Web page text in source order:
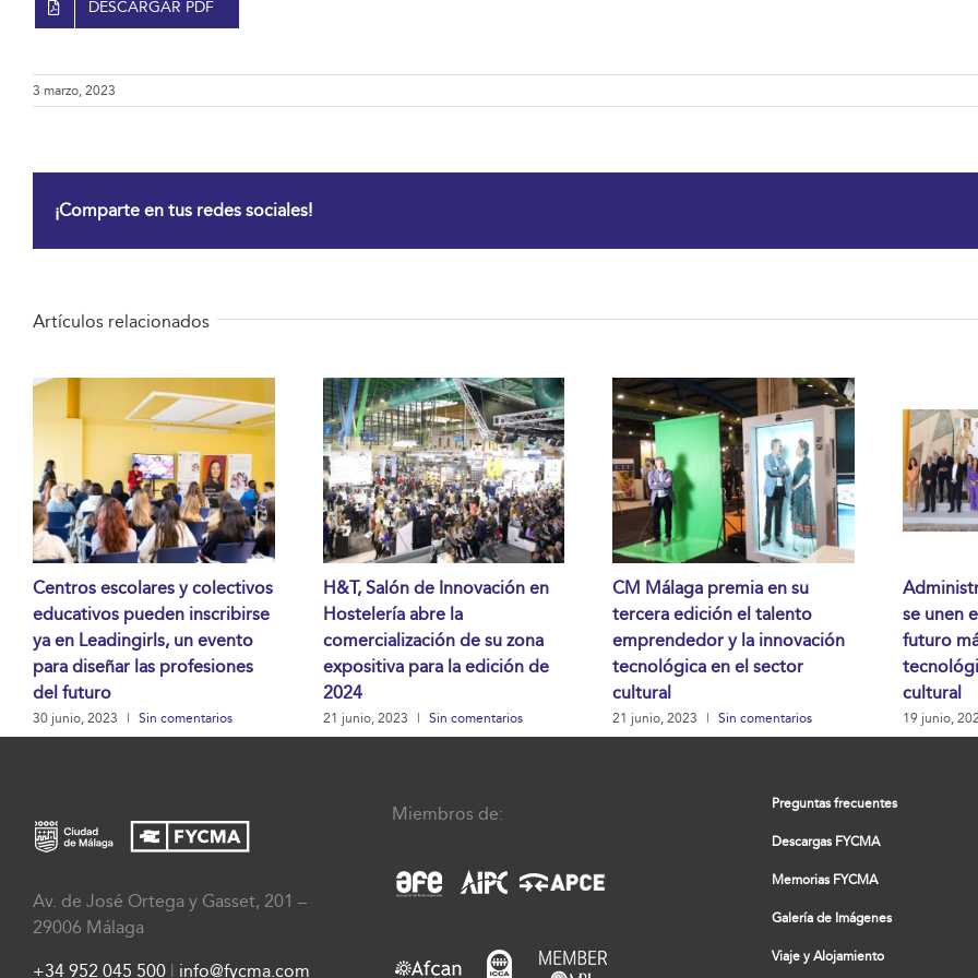
DESCARGAR PDF
3 marzo, 2023
¡Comparte en tus redes sociales!
Artículos relacionados
Centros escolares y colectivos
educativos pueden inscribirse
ya en Leadingirls, un evento
para diseñar las profesiones
del futuro
30 junio, 2023 | Sin comentarios
H&T, Salón de Innovación en
Hostelería abre la
comercialización de su zona
expositiva para la edición de
2024
21 junio, 2023 | Sin comentarios
CM Málaga premia en su
tercera edición el talento
emprendedor y la innovación
tecnológica en el sector
cultural
21 junio, 2023 | Sin comentarios
se unen
futuro
cultural
19 junio,
Av. de José Ortega y Gasset, 201 –
29006 Málaga
+34 952 045 500 | info@fycma.com
Miembros de: Preguntas frecuentes
Descargas FYCMA
Memorias FYCMA
Galería de Imágenes
Viaje y Alojamiento